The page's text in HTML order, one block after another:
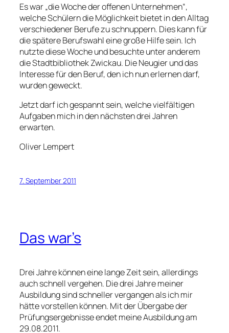
Es war „die Woche der offenen Unternehmen“,
welche Schülern die Möglichkeit bietet in den Alltag
verschiedener Berufe zu schnuppern. Dies kann für
die spätere Berufswahl eine große Hilfe sein. Ich
nutzte diese Woche und besuchte unter anderem
die Stadtbibliothek Zwickau. Die Neugier und das
Interesse für den Beruf, den ich nun erlernen darf,
wurden geweckt.
Jetzt darf ich gespannt sein, welche vielfältigen
Aufgaben mich in den nächsten drei Jahren
erwarten.
Oliver Lempert
7. September 2011
Das war’s
Drei Jahre können eine lange Zeit sein, allerdings
auch schnell vergehen. Die drei Jahre meiner
Ausbildung sind schneller vergangen als ich mir
hätte vorstellen können. Mit der Übergabe der
Prüfungsergebnisse endet meine Ausbildung am
29.08.2011.